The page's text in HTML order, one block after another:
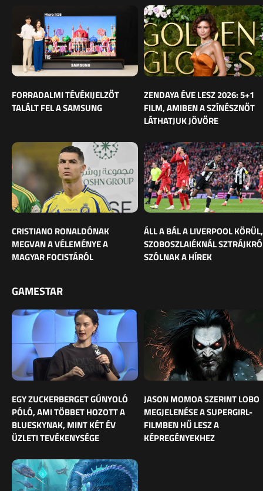
FORRADALMI TÉVÉKIJELZŐT
TALÁLT FEL A SAMSUNG
ZENDAYA ÉVE LESZ 2026: 5+1
FILM, AMIBEN A SZÍNÉSZNŐT
LÁTHATJUK JÖVŐRE
CRISTIANO RONALDÓNAK
MEGVAN A VÉLEMÉNYE A
MAGYAR FOCISTÁRÓL
ÁLL A BÁL A LIVERPOOL KÖRÜL,
SZOBOSZLAIÉKNÁL
SZÓLNAK A HÍREK
GAMESTAR
EGY ZUCKERBERGET GÚNYOLÓ
PÓLÓ, AMI TÖBBET HOZOTT A
BLUESKYNAK, MINT KÉT ÉV
ÜZLETI TEVÉKENYSÉGE
JASON MOMOA SZERINT LOBO
MEGJELENÉSE A SUPERGIRL-
FILMBEN HŰ LESZ A
KÉPREGÉNYEKHEZ